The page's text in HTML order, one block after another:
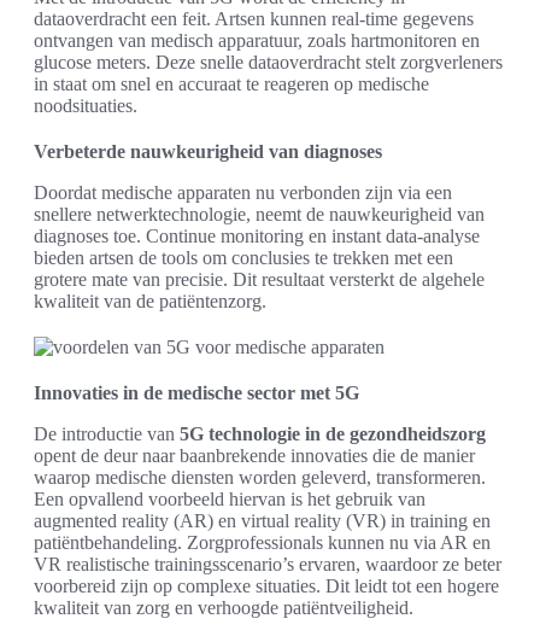
dataoverdracht een feit. Artsen kunnen real-time gegevens
ontvangen van medisch apparatuur, zoals hartmonitoren en
glucose meters. Deze snelle dataoverdracht stelt zorgverleners
in staat om snel en accuraat te reageren op medische
noodsituaties.
Verbeterde nauwkeurigheid van diagnoses
Doordat medische apparaten nu verbonden zijn via een
snellere netwerktechnologie, neemt de nauwkeurigheid van
diagnoses toe. Continue monitoring en instant data-analyse
bieden artsen de tools om conclusies te trekken met een
grotere mate van precisie. Dit resultaat versterkt de algehele
kwaliteit van de patiëntenzorg.
Innovaties in de medische sector met 5G
De introductie van 5G technologie in de gezondheidszorg
opent de deur naar baanbrekende innovaties die de manier
waarop medische diensten worden geleverd, transformeren.
Een opvallend voorbeeld hiervan is het gebruik van
augmented reality (AR) en virtual reality (VR) in training en
patiëntbehandeling. Zorgprofessionals kunnen nu via AR en
VR realistische trainingsscenario’s ervaren, waardoor ze beter
voorbereid zijn op complexe situaties. Dit leidt tot een hogere
kwaliteit van zorg en verhoogde patiëntveiligheid.